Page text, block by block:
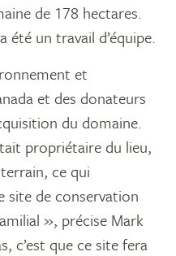
de 178 hectares.
été un travail d’équipe.
et
et des donateurs
du domaine.
propriétaire du lieu,
ce qui
site de conservation
», précise Mark
c’est que ce site fera